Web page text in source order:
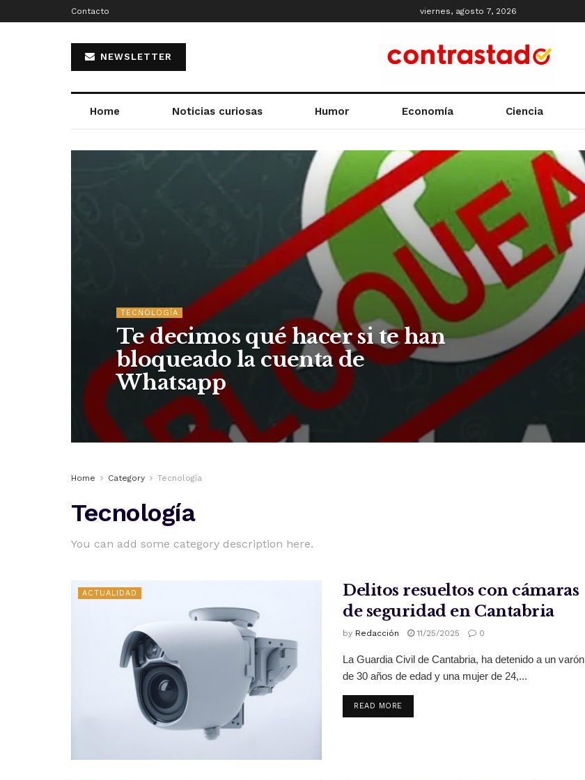
Contacto viernes, agosto 7, 2026
NEWSLETTER
Home Noticias curiosas Humor Economía Ciencia
TECNOLOGÍA
Te decimos qué hacer si te han
bloqueado la cuenta de
Whatsapp
Home Category Tecnología
Tecnología
You can add some category description here.
ACTUALIDAD
Delitos resueltos con cámaras
de seguridad en Cantabria
by Redacción 11/25/2025 0
La Guardia Civil de Cantabria, ha detenido a un varón
de 30 años de edad y una mujer de 24,...
READ MORE